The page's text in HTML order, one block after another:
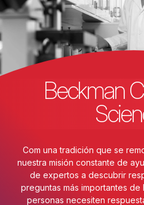
Beckman
Com una tradición que se
nuestra misión constante de
de expertos a descubrir
preguntas más importantes
personas necesiten